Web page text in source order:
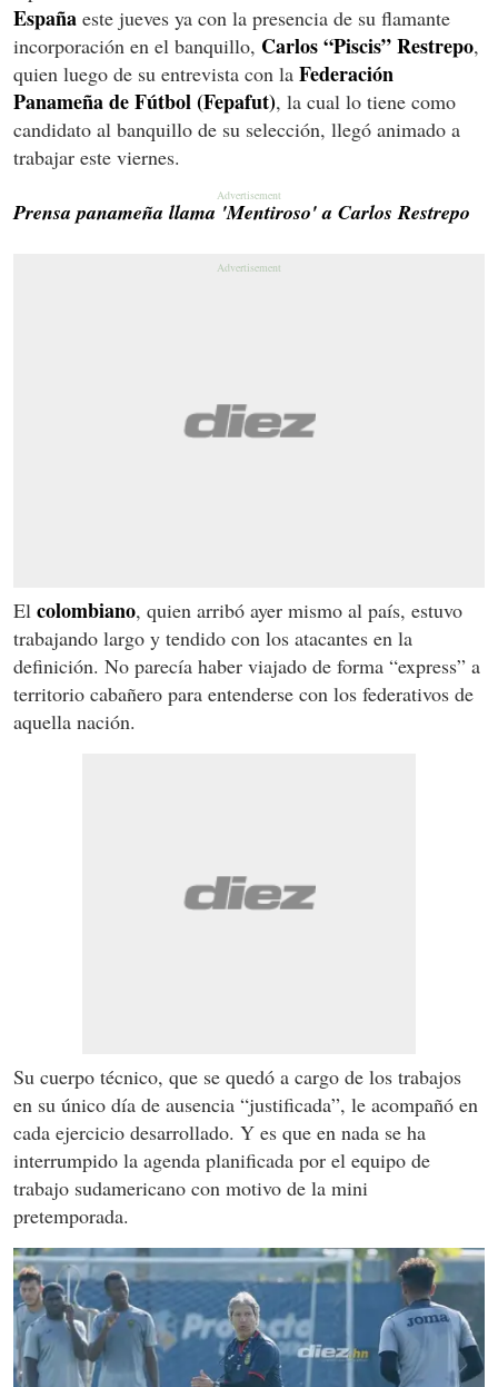
España este jueves ya con la presencia de su flamante
incorporación en el banquillo, Carlos “Piscis” Restrepo,
quien luego de su entrevista con la Federación
Panameña de Fútbol (Fepafut), la cual lo tiene como
candidato al banquillo de su selección, llegó animado a
trabajar este viernes.
Prensa panameña llama 'Mentiroso' a Carlos Restrepo
El colombiano, quien arribó ayer mismo al país, estuvo
trabajando largo y tendido con los atacantes en la
definición. No parecía haber viajado de forma “express” a
territorio cabañero para entenderse con los federativos de
aquella nación.
Su cuerpo técnico, que se quedó a cargo de los trabajos
en su único día de ausencia “justificada”, le acompañó en
cada ejercicio desarrollado. Y es que en nada se ha
interrumpido la agenda planificada por el equipo de
trabajo sudamericano con motivo de la mini
pretemporada.